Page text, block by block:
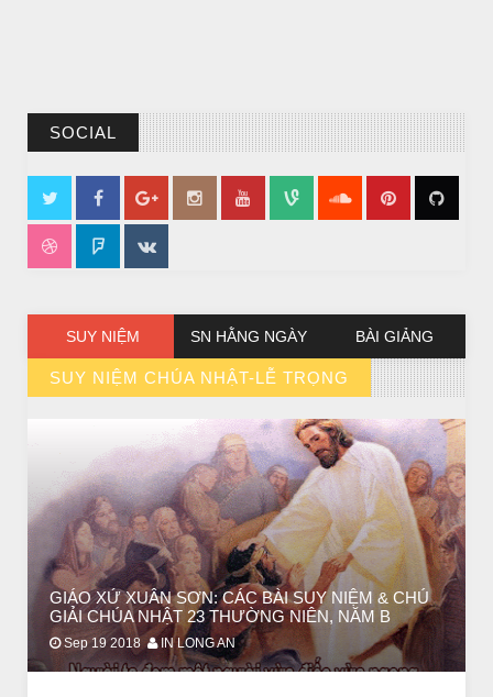
SOCIAL
SUY NIỆM SN HẰNG NGÀY BÀI GIẢNG
SUY NIỆM CHÚA NHẬT-LỄ TRỌNG
// VIEW MORE BY SUY NIỆM CHÚA NHẬT-LỄ TRỌNG
GIÁO XỨ XUÂN SƠN: CÁC BÀI SUY NIỆM & CHÚ
GIẢI CHÚA NHẬT 23 THƯỜNG NIÊN, NĂM B
Sep 19 2018 IN LONG AN
ĐÊM NOEL ĐẸP NHẤT TRONG ĐỜI
CHUYỆN Ý NGHĨA
Chuyện Ý Nghĩa: Chết vì yêu